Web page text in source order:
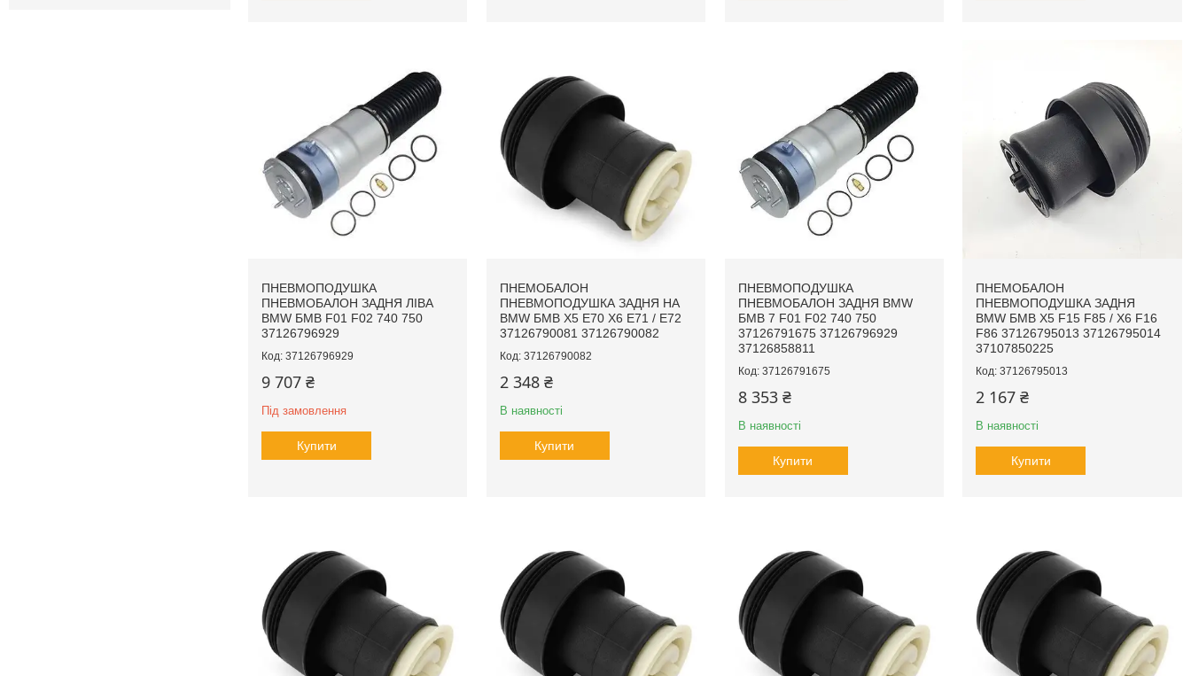
ПНЕВМОПОДУШКА
ПНЕВМОБАЛОН ЗАДНЯ ЛІВА
BMW БМВ F01 F02 740 750
37126796929
37126796929
9 707 ₴
Під замовлення
Купити
ПНЕМОБАЛОН
ПНЕВМОПОДУШКА ЗАДНЯ НА
BMW БМВ X5 E70 X6 E71 / E72
37126790081 37126790082
37126790082
2 348 ₴
В наявності
Купити
ПНЕВМОПОДУШКА
ПНЕВМОБАЛОН ЗАДНЯ BMW
БМВ 7 F01 F02 740 750
37126791675 37126796929
37126858811
37126791675
8 353 ₴
В наявності
Купити
ПНЕМОБАЛОН
ПНЕВМОПОДУШКА ЗАДНЯ
BMW БМВ X5 F15 F85 / X6 F16
F86 37126795013 37126795014
37107850225
37126795013
2 167 ₴
В наявності
Купити